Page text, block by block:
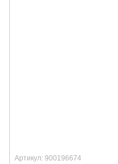
Артикул: 900196674